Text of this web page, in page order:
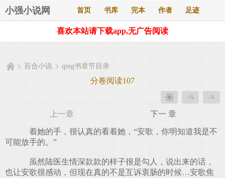
小强小说网 首页 书库 完本 作者 足迹
喜欢本站请下载app,无广告阅读
百合小说 qing书章节目录
分卷阅读107
+A -A
上一章 下一 章
着她的手，很认真的看着她，“安歌，你明知道我是不
可能放手的。”
虽然陆医生情深款款的样子很是勾人，说出来的话，
也让安歌很感动，但现在真的不是互诉衷肠的时候…安歌焦